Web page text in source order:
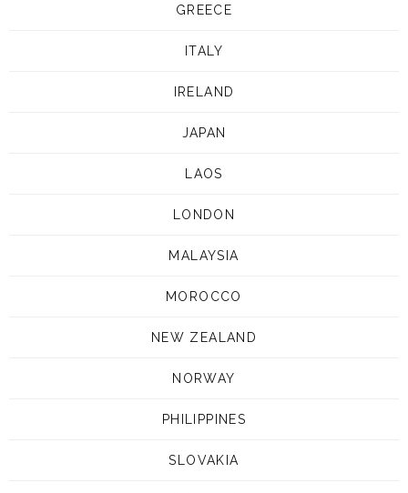
GREECE
ITALY
IRELAND
JAPAN
LAOS
LONDON
MALAYSIA
MOROCCO
NEW ZEALAND
NORWAY
PHILIPPINES
SLOVAKIA